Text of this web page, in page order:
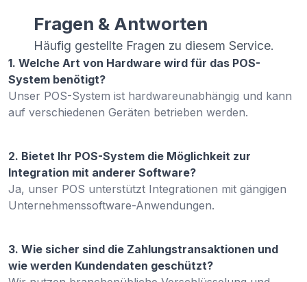
Fragen & Antworten
Häufig gestellte Fragen zu diesem Service.
1. Welche Art von Hardware wird für das POS-
System benötigt?
Unser POS-System ist hardwareunabhängig und kann
auf verschiedenen Geräten betrieben werden.
2. Bietet Ihr POS-System die Möglichkeit zur
Integration mit anderer Software?
Ja, unser POS unterstützt Integrationen mit gängigen
Unternehmenssoftware-Anwendungen.
3. Wie sicher sind die Zahlungstransaktionen und
wie werden Kundendaten geschützt?